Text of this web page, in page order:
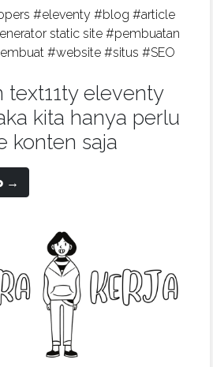
#eleventy #blog #article
static site #pembuatan
#website #situs #SEO
text11ty eleventy
kita hanya perlu
konten saja
→